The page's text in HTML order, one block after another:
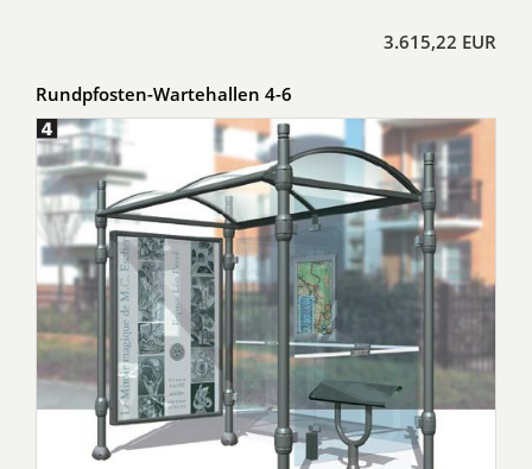
3.615,22 EUR
Rundpfosten-Wartehallen 4-6